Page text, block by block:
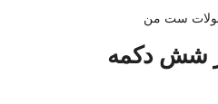
ست من
شش دکمه